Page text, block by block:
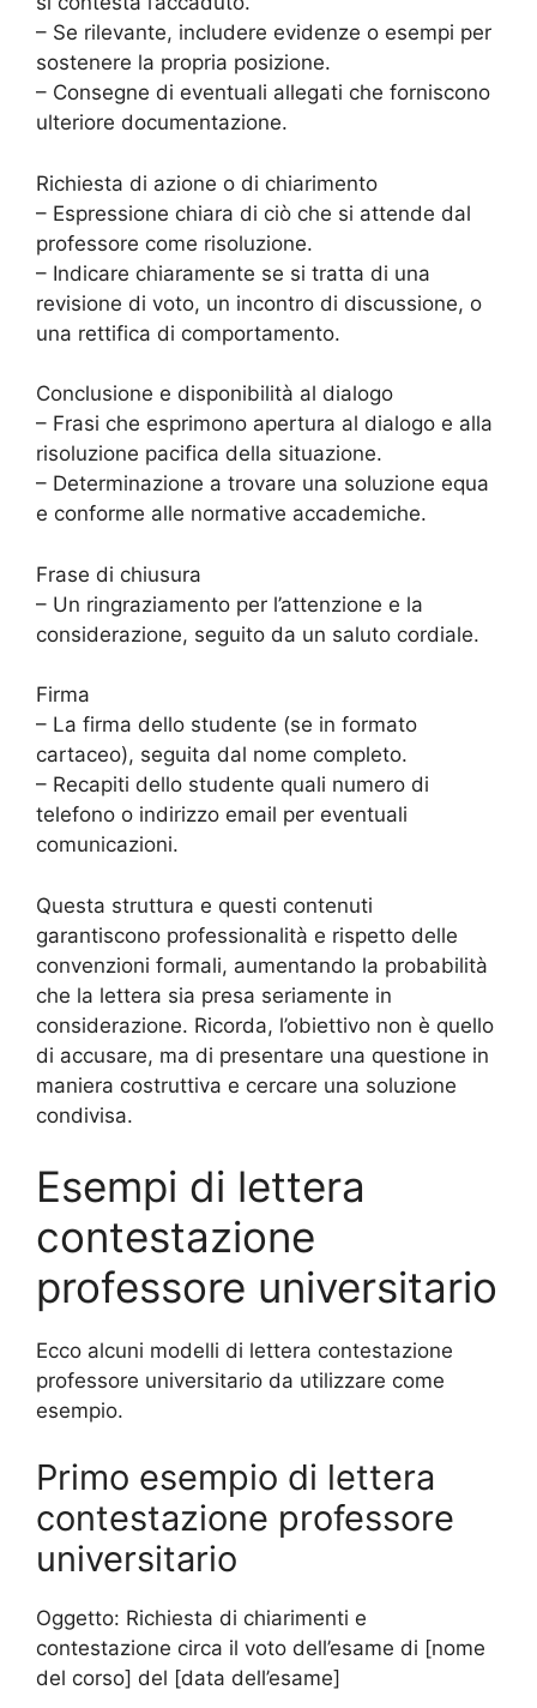
– Se rilevante, includere evidenze o esempi per
sostenere la propria posizione.
– Consegne di eventuali allegati che forniscono
ulteriore documentazione.
Richiesta di azione o di chiarimento
– Espressione chiara di ciò che si attende dal
professore come risoluzione.
– Indicare chiaramente se si tratta di una
revisione di voto, un incontro di discussione, o
una rettifica di comportamento.
Conclusione e disponibilità al dialogo
– Frasi che esprimono apertura al dialogo e alla
risoluzione pacifica della situazione.
– Determinazione a trovare una soluzione equa
e conforme alle normative accademiche.
Frase di chiusura
– Un ringraziamento per l’attenzione e la
considerazione, seguito da un saluto cordiale.
Firma
– La firma dello studente (se in formato
cartaceo), seguita dal nome completo.
– Recapiti dello studente quali numero di
telefono o indirizzo email per eventuali
comunicazioni.
Questa struttura e questi contenuti
garantiscono professionalità e rispetto delle
convenzioni formali, aumentando la probabilità
che la lettera sia presa seriamente in
considerazione. Ricorda, l’obiettivo non è quello
di accusare, ma di presentare una questione in
maniera costruttiva e cercare una soluzione
condivisa.
Esempi di lettera
contestazione
professore universitario
Ecco alcuni modelli di lettera contestazione
professore universitario da utilizzare come
esempio.
Primo esempio di lettera
contestazione professore
universitario
Oggetto: Richiesta di chiarimenti e
contestazione circa il voto dell’esame di [nome
del corso] del [data dell’esame]